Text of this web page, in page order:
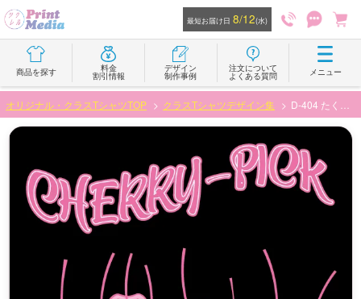
最短お届け日 8/12(水)
商品を探す 料金
割引情報
デザイン
制作事例
注文について
よくある質問 メニュー
オリジナル・クラスTシャツTOP クラスTシャツデザイン集